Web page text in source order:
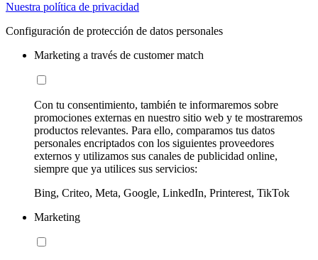
Nuestra política de privacidad
Configuración de protección de datos personales
Marketing a través de customer match
Con tu consentimiento, también te informaremos sobre
promociones externas en nuestro sitio web y te mostraremos
productos relevantes. Para ello, comparamos tus datos
personales encriptados con los siguientes proveedores
externos y utilizamos sus canales de publicidad online,
siempre que ya utilices sus servicios:
Bing, Criteo, Meta, Google, LinkedIn, Printerest, TikTok
Marketing